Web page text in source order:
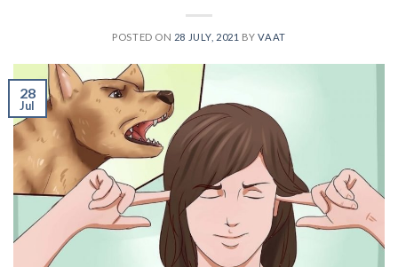
POSTED ON 28 JULY, 2021 BYVAAT
28
Jul